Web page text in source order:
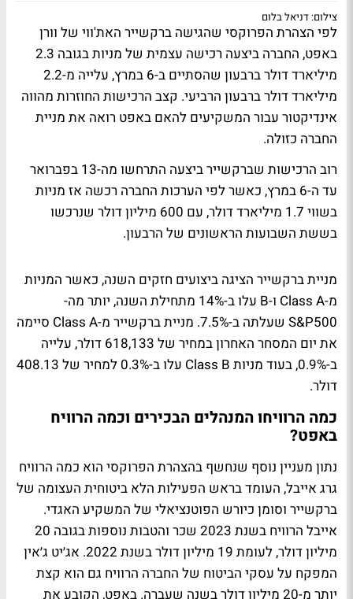
צילום: דניאל בלום
לפי הצהרת הפרוקסי שהגישה ברקשייר האת'ווי של וורן
באפט, החברה ביצעה רכישה עצמית של מניות בגובה 2.3
מיליארד דולר ברבעון שהסתיים ב-6 במרץ, עלייה מ-2.2
מיליארד דולר ברבעון הרביעי. קצב הרכישות החוזרות מהווה
אינדיקטור עבור המשקיעים להאם באפט רואה את מניית
החברה כזולה.
רוב הרכישות שברקשייר ביצעה התרחשו מה-13 בפברואר
עד ה-6 במרץ, כאשר לפי הערכות החברה רכשה אז מניות
בשווי 1.7 מיליארד דולר, עם 600 מיליון דולר שנרכשו
בששת השבועות הראשונים של הרבעון.
מניית ברקשייר הציגה ביצועים חזקים השנה, כאשר המניות
מ-Class A ו-B עלו ב-14% מתחילת השנה, יותר מה-
S&P500 שעלתה ב-7.5%. מניית ברקשייר מ-Class A סיימה
את יום המסחר האחרון במחיר של 618,133 דולר, עלייה
ב-0.9%, בעוד מניות Class B עלו ב-0.3% למחיר של 408.13
דולר.
כמה הרוויחו המנהלים הבכירים וכמה הרוויח
באפט?
נתון מעניין נוסף שנחשף בהצהרת הפרוקסי הוא כמה הרוויח
גרג אייבל, העומד בראש הפעילות הלא ביטוחית העצומה של
ברקשייר וסומן כיורש הפוטנציאלי של המשקיע האגדי.
אייבל הרוויח בשנת 2023 שכר והטבות נוספות בגובה 20
מיליון דולר, לעומת 19 מיליון דולר בשנת 2022. אג׳יט ג׳אין
המפקח על עסקי הביטוח של החברה הרוויח גם הוא קצת
יותר מ-20 מיליון דולר בשנה שעברה. באפט, הקובע את